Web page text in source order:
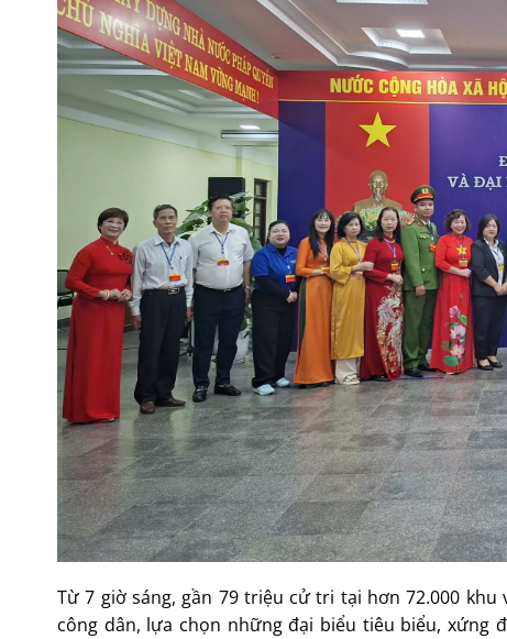
Từ 7 giờ sáng, gần 79 triệu cử tri tại hơn 72.000
công dân, lựa chọn những đại biểu tiêu biểu, xứng